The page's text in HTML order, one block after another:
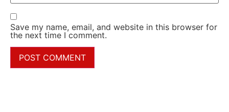
Save my name, email, and website in this browser for
the next time I comment.